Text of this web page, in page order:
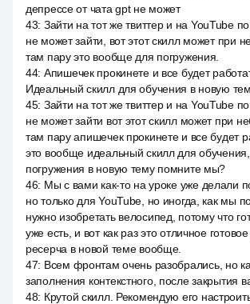
депрессе от чата gpt не может
43: Зайти на тот же твиттер и на YouTube
не может зайти, вот этот скилл может при
там пару это вообще для погружения.
44: Апишечек прокинете и все будет
Идеальный скилл для обучения в новую
45: Зайти на тот же твиттер и на YouTube
не может зайти вот этот скилл может при
там пару апишечек прокинете и все будет
это вообще идеальный скилл для
погружения в новую тему помните мы?
46: Мы с вами как-то на уроке уже делали
но только для YouTube, но иногда, как мы
нужно изобретать велосипед, потому что
уже есть, и вот как раз это отличное
ресерча в новой теме вообще.
47: Всем фронтам очень разобрались, но
заполнения контекстного, после закрытия
48: Крутой скилл. Рекомендую его